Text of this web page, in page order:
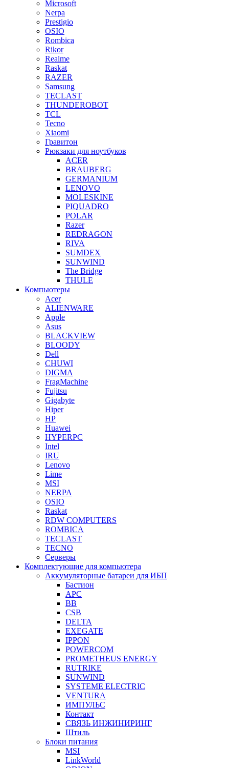
Microsoft
Nerpa
Prestigio
OSIO
Rombica
Rikor
Realme
Raskat
RAZER
Samsung
TECLAST
THUNDEROBOT
TCL
Tecno
Xiaomi
Гравитон
Рюкзаки для ноутбуков
ACER
BRAUBERG
GERMANIUM
LENOVO
MOLESKINE
PIQUADRO
POLAR
Razer
REDRAGON
RIVA
SUMDEX
SUNWIND
The Bridge
THULE
Компьютеры
Acer
ALIENWARE
Apple
Asus
BLACKVIEW
BLOODY
Dell
CHUWI
DIGMA
FragMachine
Fujitsu
Gigabyte
Hiper
HP
Huawei
HYPERPC
Intel
IRU
Lenovo
Lime
MSI
NERPA
OSIO
Raskat
RDW COMPUTERS
ROMBICA
TECLAST
TECNO
Серверы
Комплектующие для компьютера
Аккумуляторные батареи для ИБП
Бастион
APC
BB
CSB
DELTA
EXEGATE
IPPON
POWERCOM
PROMETHEUS ENERGY
RUTRIKE
SUNWIND
SYSTEME ELECTRIC
VENTURA
ИМПУЛЬС
Контакт
СВЯЗЬ ИНЖИНИРИНГ
Штиль
Блоки питания
MSI
LinkWorld